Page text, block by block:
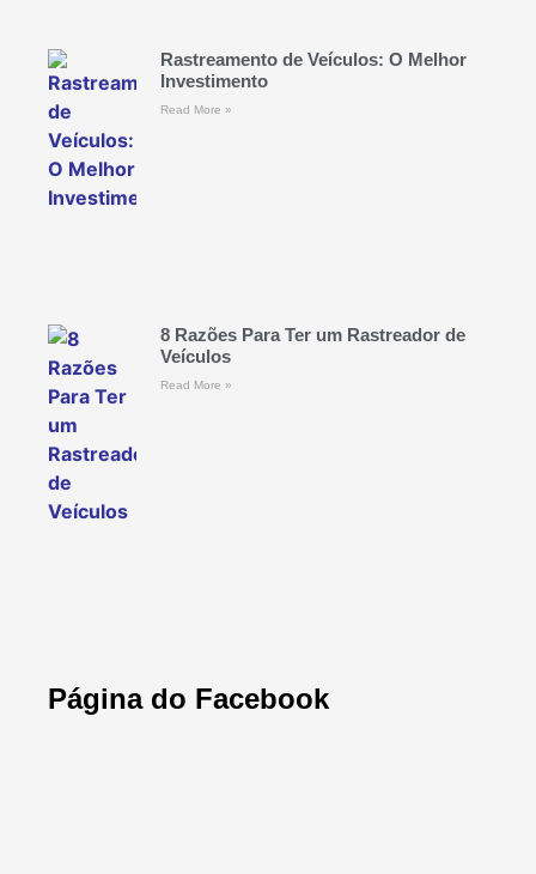
Rastreamento de Veículos: O Melhor
Investimento
Read More »
8 Razões Para Ter um Rastreador de
Veículos
Read More »
Página do Facebook